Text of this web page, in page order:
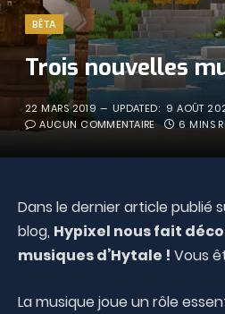
BÊTA
Trois nouvelles
22 MARS 2019 UPDATED: 9 AOÛT
AUCUN COMMENTAIRE
6 MINS
Dans le dernier article publié
blog, Hypixel nous fait
musiques d’Hytale ! Vous
La musique joue un rôle